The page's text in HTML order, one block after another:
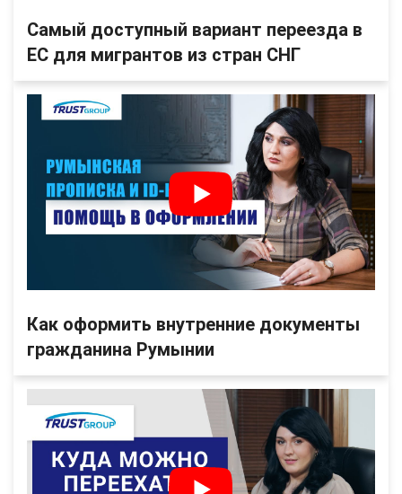
Самый доступный вариант переезда в
ЕС для мигрантов из стран СНГ
Как оформить внутренние документы
гражданина Румынии